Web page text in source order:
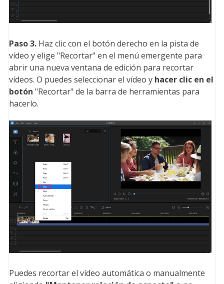
Paso 3.Haz clic con el botón derecho en la pista de
vídeo y elige "Recortar" en el menú emergente para
abrir una nueva ventana de edición para recortar
vídeos. O puedes seleccionar el vídeo y hacer clic en el
botón "Recortar" de la barra de herramientas para
hacerlo.
Puedes recortar el vídeo automática o manualmente